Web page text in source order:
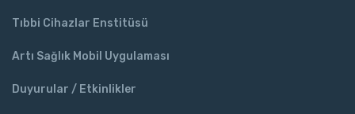
Tıbbi Cihazlar Enstitüsü
Artı Sağlık Mobil Uygulaması
Duyurular / Etkinlikler